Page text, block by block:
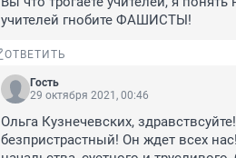
учителей гнобите ФАШИСТЫ!
ОТВЕТИТЬ
Гость
29 октября 2021, 00:46
Ольга Кузнечевских,
безпристрастный! Он ждет всех